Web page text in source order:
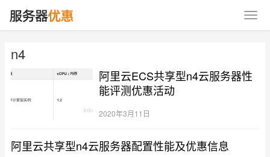
n4
阿里云ECS共享型n4云服务器性
能评测优惠活动
2020年3月11日
阿里云共享型n4云服务器配置性能及优惠信息